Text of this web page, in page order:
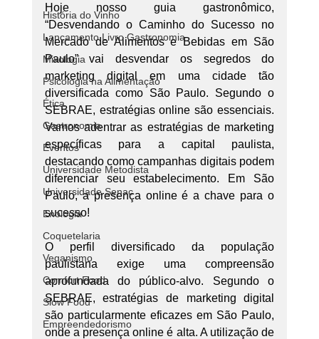
História do Vinho
Lançamento Livro Gastronomia
Mixologia
Psicologia na Alimentação
Ética
Gastronomia
Eventos
Universidade Metodista
Universidade Senac
Enologia
Coquetelaria
Veganismo
Comfort Food
Slow Food
Empreendedorismo
Hoje nosso guia gastronômico,
“Desvendando o Caminho do Sucesso no
Mercado de Alimentos e Bebidas em São
Paulo” vai desvendar os segredos do
marketing digital em uma cidade tão
diversificada como São Paulo. Segundo o
SEBRAE, estratégias online são essenciais.
Vamos adentrar as estratégias de marketing
específicas para a capital paulista,
destacando como campanhas digitais podem
diferenciar seu estabelecimento. Em São
Paulo, a presença online é a chave para o
sucesso!
O perfil diversificado da população
paulistana exige uma compreensão
aprofundada do público-alvo. Segundo o
SEBRAE, estratégias de marketing digital
são particularmente eficazes em São Paulo,
onde a presença online é alta. A utilização de